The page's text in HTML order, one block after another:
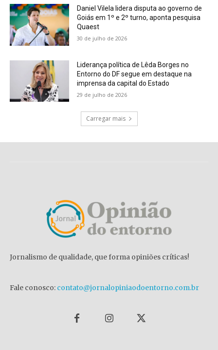
Daniel Vilela lidera disputa ao governo de
Goiás em 1º e 2º turno, aponta pesquisa
Quaest
30 de julho de 2026
Liderança política de Lêda Borges no
Entorno do DF segue em destaque na
imprensa da capital do Estado
29 de julho de 2026
Carregar mais
Jornalismo de qualidade, que forma opiniões críticas!
Fale conosco: contato@jornalopiniaodoentorno.com.br